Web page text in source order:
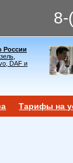
8-
России
DAF и
Тарифы на